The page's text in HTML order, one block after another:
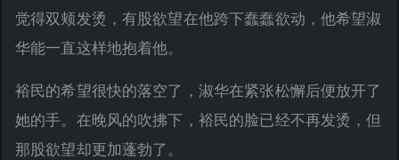
觉得双颊发烫，有股欲望在他跨下蠢蠢欲动，他希望淑
华能一直这样地抱着他。
裕民的希望很快的落空了，淑华在紧张松懈后便放开了
她的手。在晚风的吹拂下，裕民的脸已经不再发烫，但
那股欲望却更加蓬勃了。